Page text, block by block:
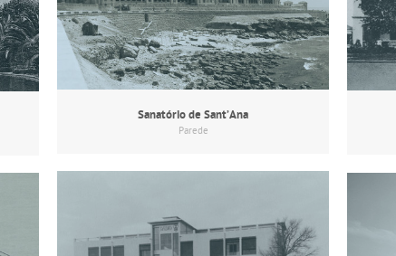
Sanatório de Sant’Ana
Parede